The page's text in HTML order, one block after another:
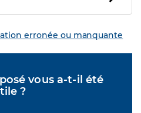
erronée ou manquante
vous a-t-il été
?